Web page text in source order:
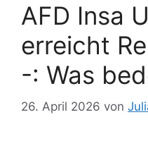
AFD Insa
erreicht
-: Was
26. April 2026 von